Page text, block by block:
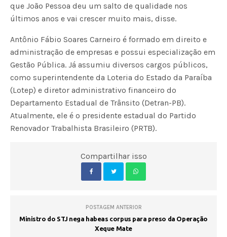
que João Pessoa deu um salto de qualidade nos
últimos anos e vai crescer muito mais, disse.
Antônio Fábio Soares Carneiro é formado em direito e
administração de empresas e possui especialização em
Gestão Pública. Já assumiu diversos cargos públicos,
como superintendente da Loteria do Estado da Paraíba
(Lotep) e diretor administrativo financeiro do
Departamento Estadual de Trânsito (Detran-PB).
Atualmente, ele é o presidente estadual do Partido
Renovador Trabalhista Brasileiro (PRTB).
Compartilhar isso
POSTAGEM ANTERIOR
Ministro do STJ nega habeas corpus para preso da Operação
Xeque Mate